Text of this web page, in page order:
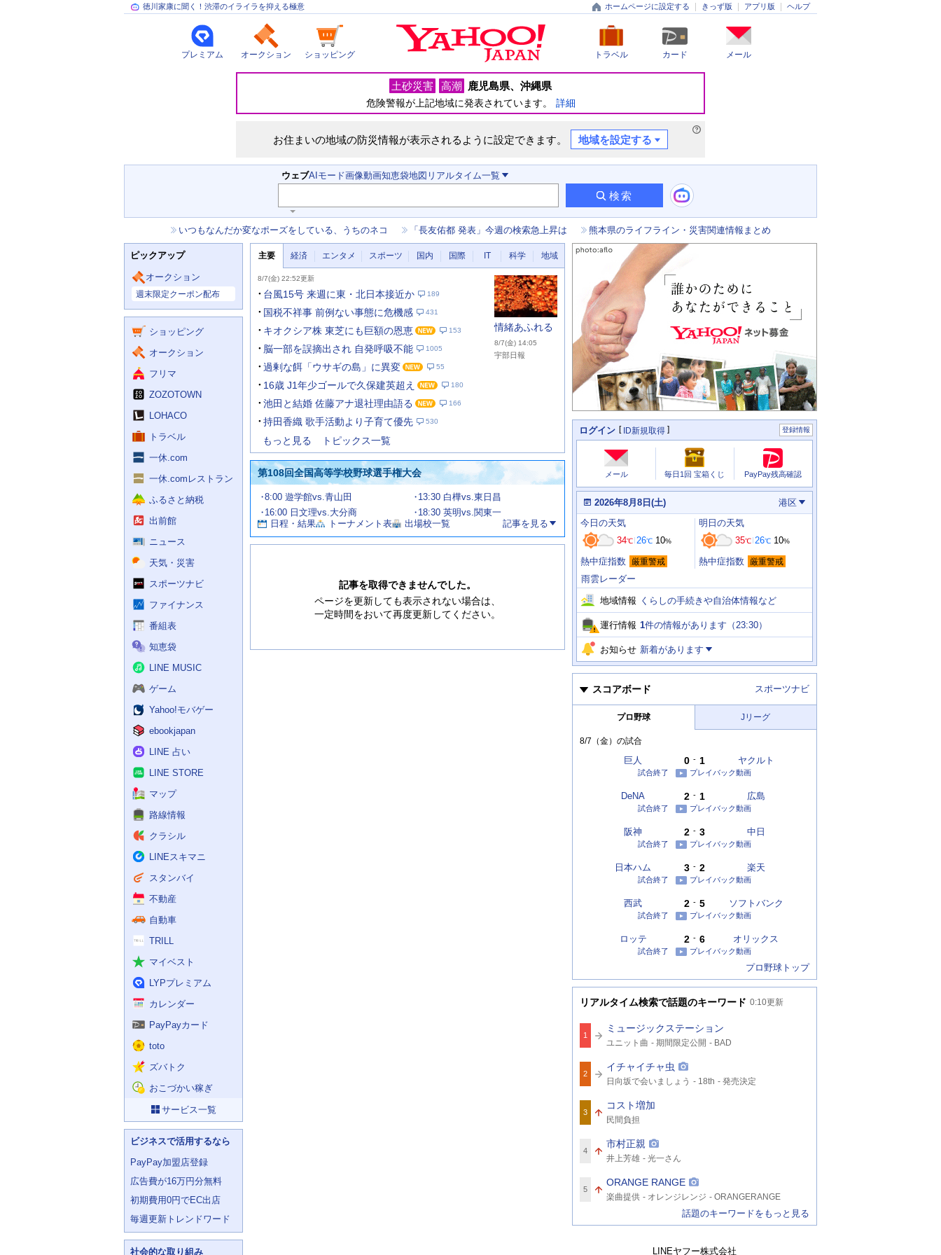
徳川家康に聞く！渋滞のイライラを抑える極意 ホームページに設定する きっず版 アプリ版 ヘルプ
トラベル カード メール
プレミアム オークション ショッピング
災
土砂災害 高潮 鹿児島県 沖縄県
危険警報が上記地域に発表されています。 詳細
お住まいの地域の防災情報が表示されるように設定できます。 地域を設定する
検
索
ウェブAIモード画像動画知恵袋地図 リアルタイム一覧
検索
ワ
ー
力
補
助
を
開
く
ら
せ
いつもなんだか変なポーズをしている、うちのネコ 「長友佑都 発表」今週の検索急上昇は 熊本県のライフライン・災害関連情報まとめ
ピックアップ
オークション
週末限定クーポン配布
サ
ビ
ショッピング
オークション
フリマ
ZOZOTOWN
LOHACO
トラベル
一休.com
一休.comレストラン
ふるさと納税
出前館
ニュース
天気・災害
スポーツナビ
ファイナンス
番組表
知恵袋
LINE MUSIC
ゲーム
Yahoo!モバゲー
ebookjapan
LINE 占い
LINE STORE
マップ
路線情報
クラシル
LINEスキマニ
スタンバイ
不動産
自動車
TRILL
マイベスト
LYPプレミアム
カレンダー
PayPayカード
toto
ズバトク
おこづかい稼ぎ
サービス一覧
ビジネスで活用するなら
PayPay加盟店登録
広告費が16万円分無料
初期費用0円でEC出店
毎週更新トレンドワード
社会的な取り組み
ュ
ス
主要 経済 エンタメ スポーツ 国内 国際 IT 科学 地域
要
ニ
ー
8/7(金) 22:52更新
台風15号 来週に東・北日本接近か 189
国税不祥事 前例ない事態に危機感 431
キオクシア株 東芝にも巨額の恩恵 153
脳一部を誤摘出され 自発呼吸不能 1005
過剰な餌「ウサギの島」に異変 55
16歳 J1年少ゴールで久保建英超え 180
池田と結婚 佐藤アナ退社理由語る 166
持田香織 歌手活動より子育て優先 530
情緒あふれる
8/7(金) 14:05
宇部日報
もっと見る トピックス一覧
第108回全国高等学校野球選手権大会
試
合
情
報
8:00 遊学館vs.青山田
13:30 白樺vs.東日昌
16:00 日文理vs.大分商
18:30 英明vs.関東一
日程・結果
トーナメント表 出場校一覧 記事を見る
お
す
記事を取得できませんでした。
ページを更新しても表示されない場合は、
一定時間をおいて再度更新してください。
個
人
情
報
ログイン ID新規取得 登録情報
あ
た
の
ス
ス
メール 毎日1回 宝箱くじ PayPay残高確認
本
日
の
天
気
、
運
情
報
2026年8月8日(土) 港区
今
日
明
日
の
天
気
今日 の天気
34℃ 26℃ 10%
熱中症指数 厳重警戒
明日 の天気
35℃ 26℃ 10%
熱中症指数 厳重警戒
雨雲レーダー
地域情報 くらしの手続きや自治体情報など
運行情報 1件の情報があります（ 23:30）
お知らせ 新着があります
スコアボード スポーツナビ
プロ野球 Jリーグ
8/7（金） の試合
巨人 ヤクルト
試合終了 プレイバック動画
0 - 1
DeNA 広島
試合終了 プレイバック動画
2 - 1
阪神 中日
試合終了 プレイバック動画
2 - 3
日本ハム 楽天
試合終了 プレイバック動画
3 - 2
西武 ソフトバンク
試合終了 プレイバック動画
2 - 5
ロッテ オリックス
試合終了 プレイバック動画
2 - 6
プロ野球トップ
リアルタイム検索で話題のキーワード 0:10更新
1
ミュージックステーション
関
連
ー
ド
ユニット曲 期間限定公開 BAD
2
イチャイチャ虫
関
連
ー
ド
日向坂で会いましょう 18th 発売決定
3
コスト増加
関
連
ー
ド
民間負担
4
市村正親
関
連
ー
ド
井上芳雄 光一さん
5
ORANGE RANGE
関
連
楽曲提供 オレンジレンジ ORANGERANGE
話題のキーワードをもっと見る
LINEヤフー株式会社